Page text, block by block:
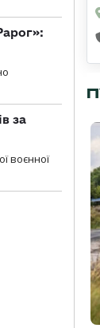
за
воєнної